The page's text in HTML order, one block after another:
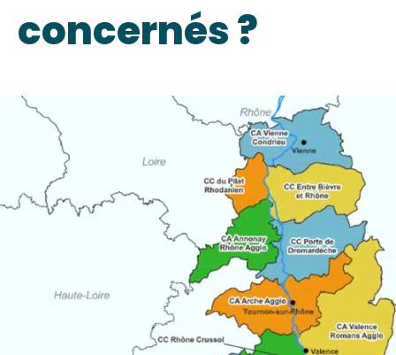
concernés ?